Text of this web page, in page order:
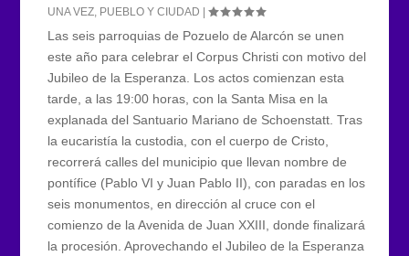
UNA VEZ PUEBLO Y CIUDAD |
Las seis parroquias de Pozuelo de Alarcón se unen
este año para celebrar el Corpus Christi con motivo del
Jubileo de la Esperanza. Los actos comienzan esta
tarde, a las 19:00 horas, con la Santa Misa en la
explanada del Santuario Mariano de Schoenstatt. Tras
la eucaristía la custodia, con el cuerpo de Cristo,
recorrerá calles del municipio que llevan nombre de
pontífice (Pablo VI y Juan Pablo II), con paradas en los
seis monumentos, en dirección al cruce con el
comienzo de la Avenida de Juan XXIII, donde finalizará
la procesión. Aprovechando el Jubileo de la Esperanza